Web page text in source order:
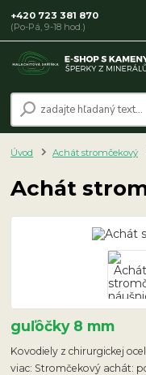
+420 723 381 870
(Po-Pá, 9-18 hod.)
Úvod Achát stromčekový
Achát
guľôčky 8 mm
Kovodiely z chirurgickej
viac: Stromčekový achát: